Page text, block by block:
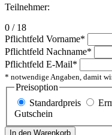
Teilnehmer:
0 / 18
Pflichtfeld Vorname*
Pflichtfeld Nachname*
Pflichtfeld E-Mail*
* notwendige Angaben, damit
Preisoption
Standardpreis
Gutschein